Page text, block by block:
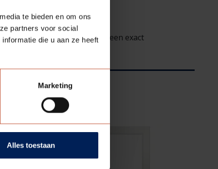
te bieden en om ons
partners voor social
die u aan ze heeft
Marketing
Alles toestaan
is het benoemen van een exact